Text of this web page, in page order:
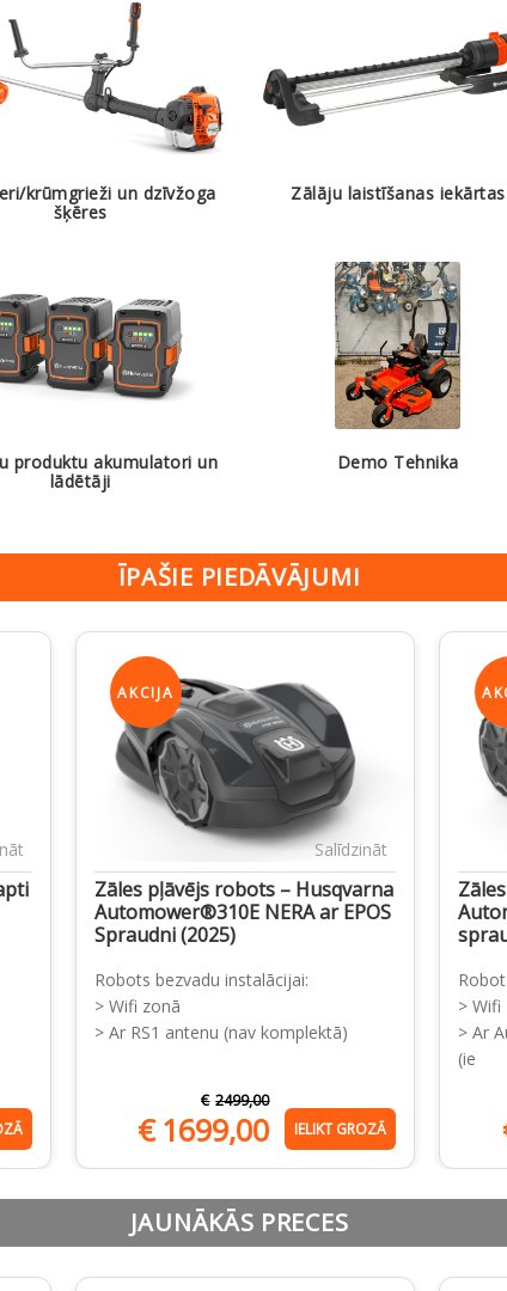
krūmgrieži un dzīvžoga
šķēres
Zālāju laistīšanas iekārtas
produktu akumulatori un
lādētāji
Demo Tehnika
ĪPAŠIE PIEDĀVĀJUMI
AKCIJA
Salīdzināt
Zāles pļāvējs robots – Husqvarna
Automower®310E NERA ar EPOS
Spraudni (2025)
Robots bezvadu instalācijai:
> Wifi zonā
> Ar RS1 antenu (nav komplektā)
€ 2499,00
€1699,00 IELIKT GROZĀ
> Wifi
> Ar
(ie
JAUNĀKĀS PRECES